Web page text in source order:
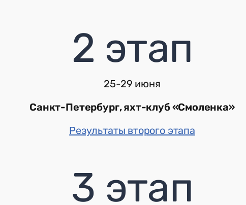
2 этап
25-29 июня
Санкт-Петербург, яхт-клуб «Смоленка»
Результаты второго этапа
3 этап